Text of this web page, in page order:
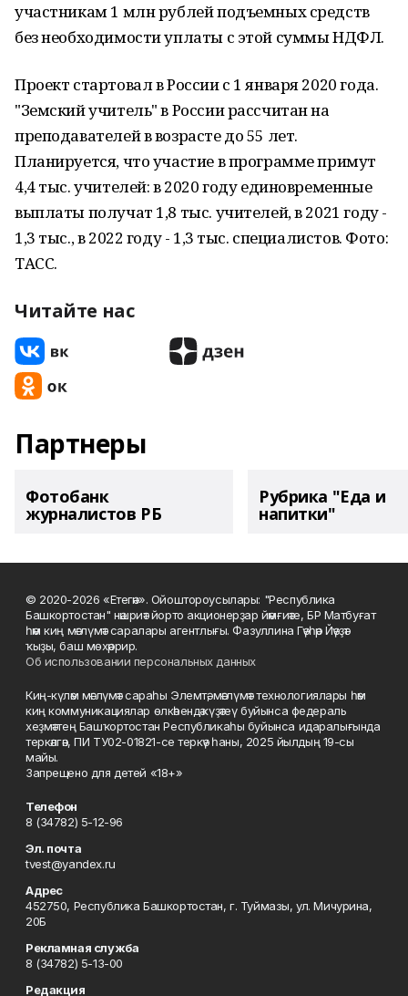
участникам 1 млн рублей подъемных средств
без необходимости уплаты с этой суммы НДФЛ.
Проект стартовал в России с 1 января 2020 года.
"Земский учитель" в России рассчитан на
преподавателей в возрасте до 55 лет.
Планируется, что участие в программе примут
4,4 тыс. учителей: в 2020 году единовременные
выплаты получат 1,8 тыс. учителей, в 2021 году -
1,3 тыс., в 2022 году - 1,3 тыс. специалистов. Фото:
ТАСС.
Читайте нас
Партнеры
Фотобанк
журналистов РБ
Рубрика "Еда и
напитки"
© 2020-2026 «Етегән». Ойоштороусылары: "Республика
Башкортостан" нәшриәт йорто акционерҙар йәмғиәте, БР Матбуғат
һәм киң мәғлүмәт саралары агентлығы. Фазуллина Гәүһәр Йәүҙәт
ҡыҙы, баш мөхәррир.
Об использовании персональных данных
Киң-күләм мәғлүмәт сараһы Элемтә, мәғлүмәт технологиялары һәм
киң коммуникациялар өлкәһендә күҙәтеү буйынса федераль
хеҙмәттең Башҡортостан Республикаһы буйынса идаралығында
теркәлгән, ПИ ТУ02-01821-се теркәү һаны, 2025 йылдың 19-сы
майы.
Запрещено для детей «18+»
Телефон
8 (34782) 5-12-96
Эл. почта
tvest@yandex.ru
Адрес
452750, Республика Башкортостан, г. Туймазы, ул. Мичурина,
20Б
Рекламная служба
8 (34782) 5-13-00
Редакция